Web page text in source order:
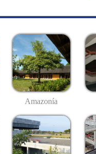
Amazonía